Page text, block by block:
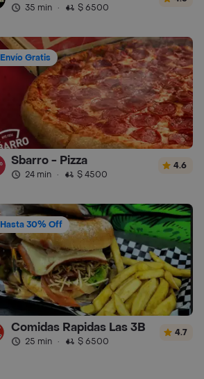
35 min · $ 6500
Envío Gratis
Sbarro - Pizza
24 min · $ 4500
4.6
Hasta 30% Off
Comidas Rapidas Las 3B
25 min · $ 6500
4.7